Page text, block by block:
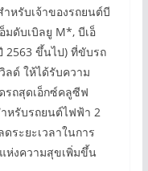
หรับเจ้าของรถยนต์บี
มดับเบิลยู M*, บีเอ็
2563 ขึ้นไป) ที่ขับรถ
ลด์ ให้ได้รับความ
รถสุดเอ็กซ์คลูซีฟ
หรับรถยนต์ไฟฟ้า 2
ระยะเวลาในการ
ห่งความสุขเพิ่มขึ้น